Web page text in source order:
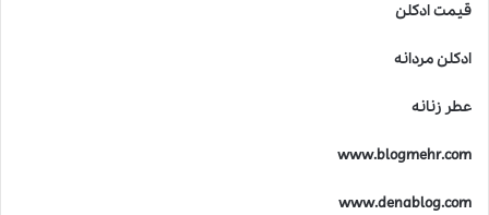
قیمت ادکلن
ادکلن مردانه
عطر زنانه
www.blogmehr.com
www.denablog.com